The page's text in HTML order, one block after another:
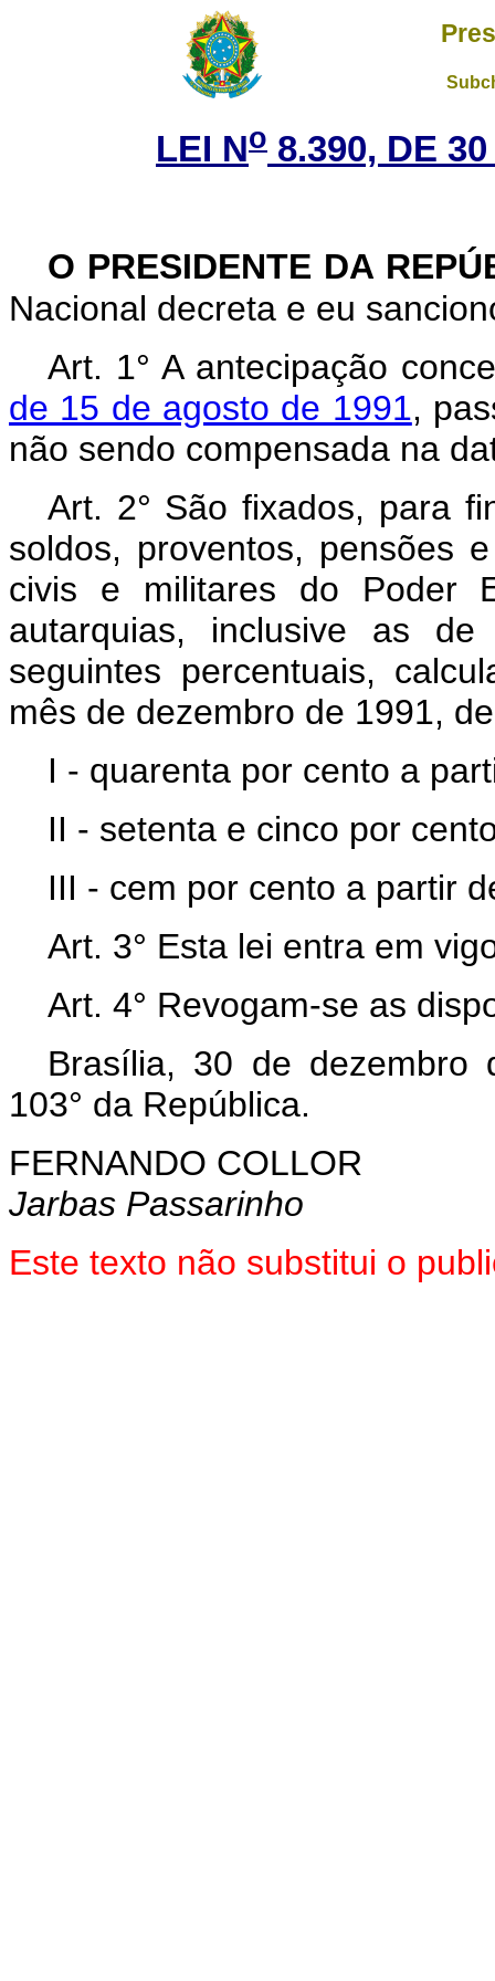
LEI No 8.390, DE
O PRESIDENTE DA
Nacional decreta e eu
Art. 1° A antecipação
de 15 de agosto de 1991,
não sendo compensada na
Art. 2° São fixados, para
soldos, proventos, pensões
civis e militares do Poder
autarquias, inclusive as
seguintes percentuais,
mês de dezembro de 1991,
I - quarenta por cento a
II - setenta e cinco por
III - cem por cento a partir
Art. 3° Esta lei entra em
Art. 4° Revogam-se as
Brasília, 30 de dezembro
103° da República.
FERNANDO COLLOR
Jarbas Passarinho
Este texto não substitui o